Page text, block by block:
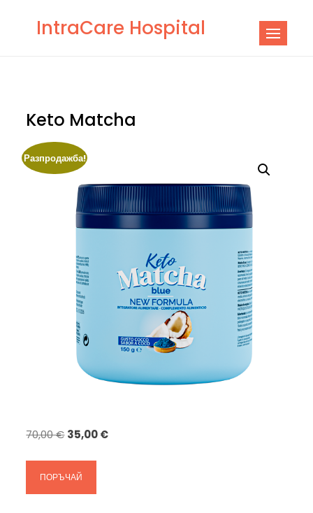
IntraCare Hospital
Keto Matcha
Разпродажба!
70,00€ Original
was:
70,00 €.
35,00€Текущата
ПОРЪЧАЙ